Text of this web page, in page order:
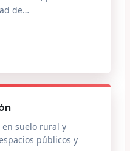
de…
suelo rural y
públicos y